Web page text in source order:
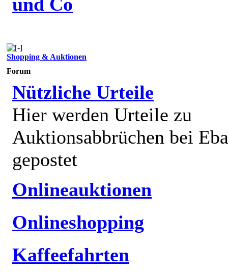
Shopping & Auktionen
Forum
Nützliche Urteile
Hier werden Urteile zu
Auktionsabbrüchen bei
gepostet
Onlineauktionen
Onlineshopping
Kaffeefahrten